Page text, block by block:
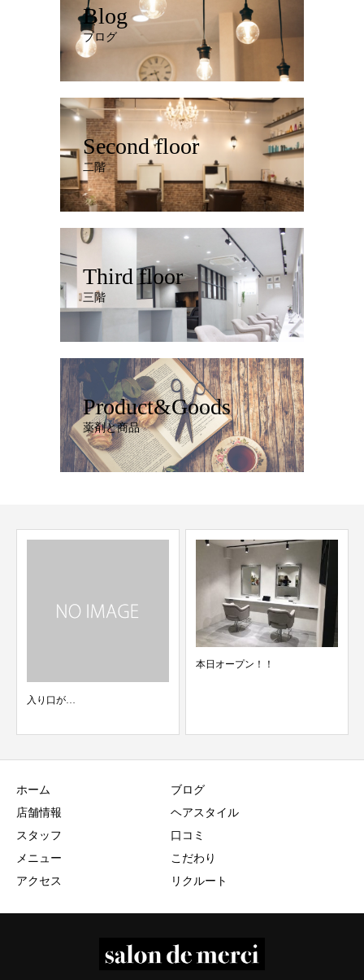
Blog
ブログ
Second floor
二階
Third floor
三階
Product&Goods
薬剤と商品
ホーム
店舗情報
スタッフ
メニュー
アクセス
ブログ
ヘアスタイル
口コミ
こだわり
リクルート